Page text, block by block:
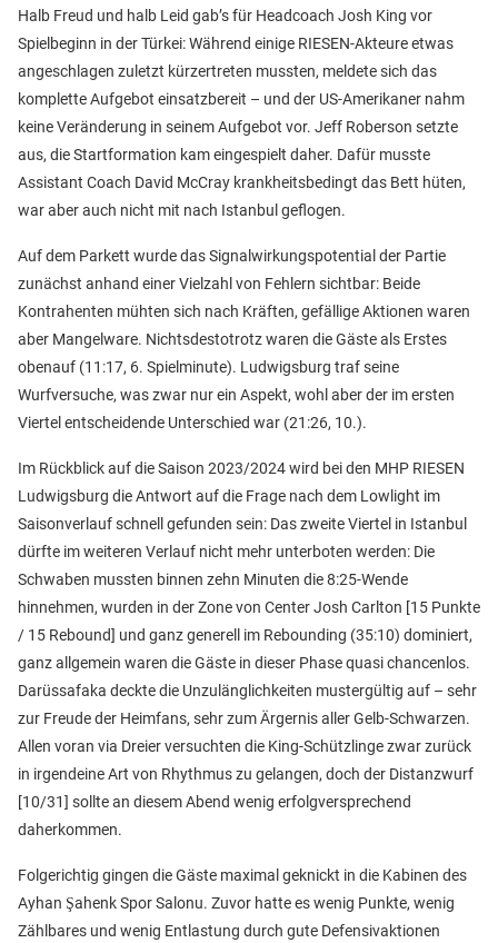
Halb Freud und halb Leid gab’s für Headcoach Josh King vor
Spielbeginn in der Türkei: Während einige RIESEN-Akteure etwas
angeschlagen zuletzt kürzertreten mussten, meldete sich das
komplette Aufgebot einsatzbereit – und der US-Amerikaner nahm
keine Veränderung in seinem Aufgebot vor. Jeff Roberson setzte
aus, die Startformation kam eingespielt daher. Dafür musste
Assistant Coach David McCray krankheitsbedingt das Bett hüten,
war aber auch nicht mit nach Istanbul geflogen.
Auf dem Parkett wurde das Signalwirkungspotential der Partie
zunächst anhand einer Vielzahl von Fehlern sichtbar: Beide
Kontrahenten mühten sich nach Kräften, gefällige Aktionen waren
aber Mangelware. Nichtsdestotrotz waren die Gäste als Erstes
obenauf (11:17, 6. Spielminute). Ludwigsburg traf seine
Wurfversuche, was zwar nur ein Aspekt, wohl aber der im ersten
Viertel entscheidende Unterschied war (21:26, 10.).
Im Rückblick auf die Saison 2023/2024 wird bei den MHP RIESEN
Ludwigsburg die Antwort auf die Frage nach dem Lowlight im
Saisonverlauf schnell gefunden sein: Das zweite Viertel in Istanbul
dürfte im weiteren Verlauf nicht mehr unterboten werden: Die
Schwaben mussten binnen zehn Minuten die 8:25-Wende
hinnehmen, wurden in der Zone von Center Josh Carlton [15 Punkte
/ 15 Rebound] und ganz generell im Rebounding (35:10) dominiert,
ganz allgemein waren die Gäste in dieser Phase quasi chancenlos.
Darüssafaka deckte die Unzulänglichkeiten mustergültig auf – sehr
zur Freude der Heimfans, sehr zum Ärgernis aller Gelb-Schwarzen.
Allen voran via Dreier versuchten die King-Schützlinge zwar zurück
in irgendeine Art von Rhythmus zu gelangen, doch der Distanzwurf
[10/31] sollte an diesem Abend wenig erfolgversprechend
daherkommen.
Folgerichtig gingen die Gäste maximal geknickt in die Kabinen des
Ayhan Şahenk Spor Salonu. Zuvor hatte es wenig Punkte, wenig
Zählbares und wenig Entlastung durch gute Defensivaktionen